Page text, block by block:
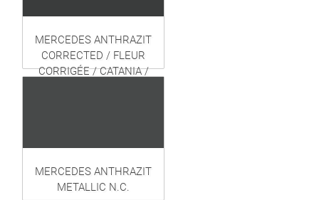
MERCEDES ANTHRAZIT
CORRECTED / FLEUR
CORRIGÉE / CATANIA /
MERCEDES ANTHRAZIT
METALLIC N.C.